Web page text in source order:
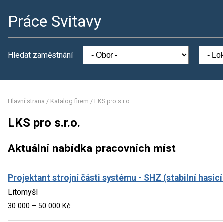
Práce Svitavy
Hledat zaměstnání
Hlavní strana / Katalog firem / LKS pro s.r.o.
LKS pro s.r.o.
Aktuální nabídka pracovních míst
Projektant strojní části systému - SHZ (stabilní
Litomyšl
30 000 – 50 000 Kč